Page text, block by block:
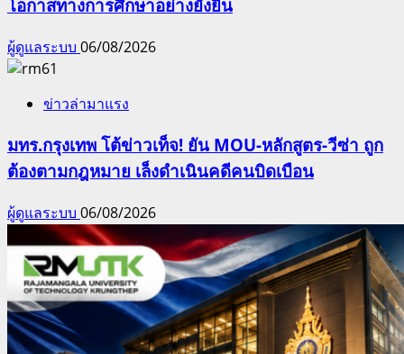
โอกาสทางการศึกษาอย่างยั่งยืน
ผู้ดูแลระบบ 06/08/2026
ข่าวล่ามาแรง
มทร.กรุงเทพ โต้ข่าวเท็จ! ยัน MOU-หลักสูตร-วีซ่า ถูก
ต้องตามกฎหมาย เล็งดำเนินคดีคนบิดเบือน
ผู้ดูแลระบบ 06/08/2026